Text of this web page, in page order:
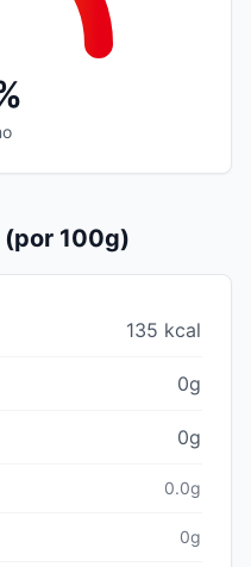
100g)
135 kcal
0g
0g
0.0g
0g